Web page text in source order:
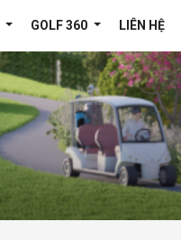
GOLF 360 LIÊN HỆ